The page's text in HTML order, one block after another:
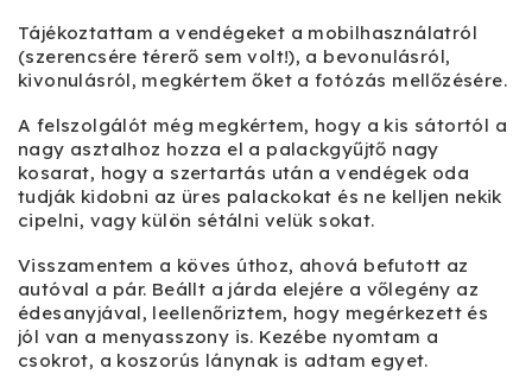
Tájékoztattam a vendégeket a mobilhasználatról
(szerencsére térerő sem volt!), a bevonulásról,
kivonulásról, megkértem őket a fotózás mellőzésére.
A felszolgálót még megkértem, hogy a kis sátortól a
nagy asztalhoz hozza el a palackgyűjtő nagy
kosarat, hogy a szertartás után a vendégek oda
tudják kidobni az üres palackokat és ne kelljen nekik
cipelni, vagy külön sétálni velük sokat.
Visszamentem a köves úthoz, ahová befutott az
autóval a pár. Beállt a járda elejére a vőlegény az
édesanyjával, leellenőriztem, hogy megérkezett és
jól van a menyasszony is. Kezébe nyomtam a
csokrot, a koszorús lánynak is adtam egyet.